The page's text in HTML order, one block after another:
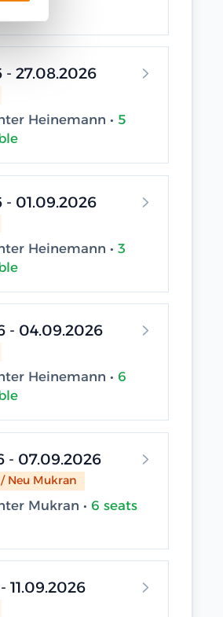
- 27.08.2026
Trainingscenter Heinemann • 5
- 01.09.2026
Trainingscenter Heinemann • 3
- 04.09.2026
Trainingscenter Heinemann • 6
- 07.09.2026
Neu Mukran
Trainingscenter Mukran • 6 seats
11.09.2026